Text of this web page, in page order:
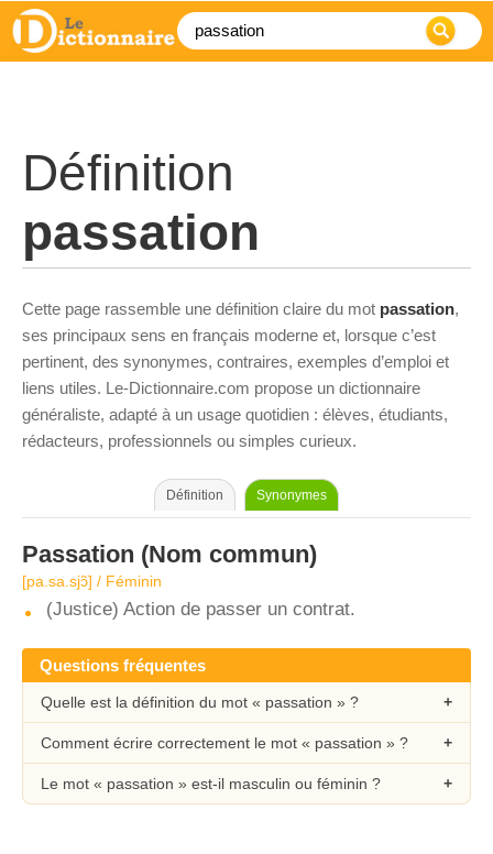
Définition
passation
Cette page rassemble une définition claire du mot passation,
ses principaux sens en français moderne et, lorsque c’est
pertinent, des synonymes, contraires, exemples d’emploi et
liens utiles. Le-Dictionnaire.com propose un dictionnaire
généraliste, adapté à un usage quotidien : élèves, étudiants,
rédacteurs, professionnels ou simples curieux.
Définition Synonymes
Passation (Nom commun)
[pa.sa.sjɔ̃] / Féminin
(Justice) Action de passer un contrat.
Questions fréquentes
Quelle est la définition du mot « passation » ?
Comment écrire correctement le mot « passation » ?
Le mot « passation » est-il masculin ou féminin ?